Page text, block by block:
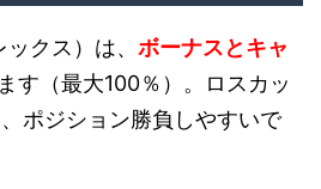
クス）は、 ボーナスとキャ
す（最大100％）。ロスカッ
ポジション勝負しやすいで